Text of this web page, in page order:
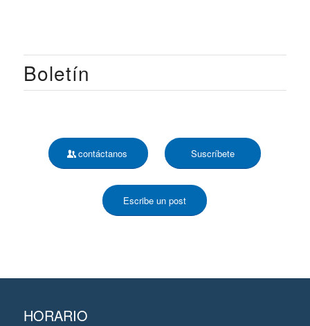
Boletín
contáctanos Suscríbete
Escribe un post
HORARIO